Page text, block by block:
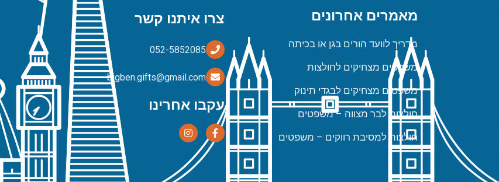
מאמרים אחרונים
מדריך לוועד הורים בגן או בכיתה
משפטים מצחיקים לחולצות
משפטים מצחיקים לבגדי תינוק
חולצות לבר מצווה – משפטים
חולצות למסיבת רווקים – משפטים
צרו איתנו קשר
bigben.gifts@gmail.com
עקבו אחרינו